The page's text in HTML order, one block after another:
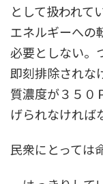
として扱われて
エネルギーへの
必要としない。
即刻排除されな
質濃度が３５０
げられなければ
民衆にとっては